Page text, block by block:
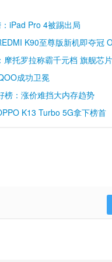
iPad Pro 4被踢出局
K90至尊版新机即夺冠
摩托罗拉称霸千元档 旗舰芯
成功卫冕
榜：涨价难挡大内存趋势
K13 Turbo 5G拿下榜首